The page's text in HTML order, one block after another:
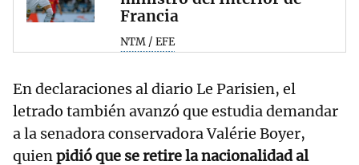
Francia
NTM / EFE
En declaraciones al diario Le Parisien, el
letrado también avanzó que estudia demandar
a la senadora conservadora Valérie Boyer,
quienpidió que se retire la nacionalidad al